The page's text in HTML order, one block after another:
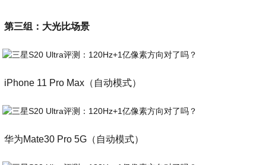
第三组：大光比场景
iPhone 11 Pro Max（自动模式）
华为Mate30 Pro 5G（自动模式）